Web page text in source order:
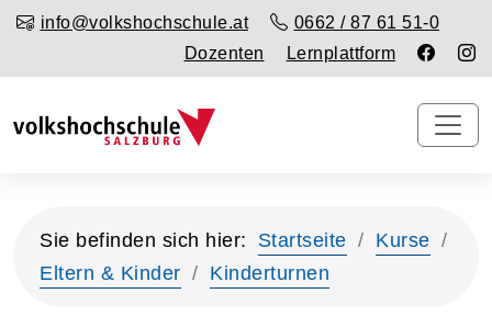
info@volkshochschule.at
0662 / 87 61 51-0
Dozenten
Lernplattform
Sie befinden sich hier: Startseite
Kurse
Eltern & Kinder
Kinderturnen